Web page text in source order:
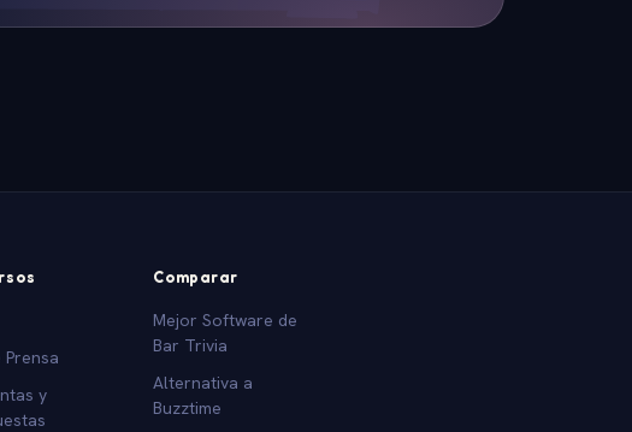
Prensa
y
Comparar
Mejor Software de
Bar Trivia
Alternativa a
Buzztime